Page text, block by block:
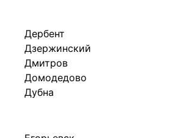
Дербент
Дзержинский
Дмитров
Домодедово
Дубна